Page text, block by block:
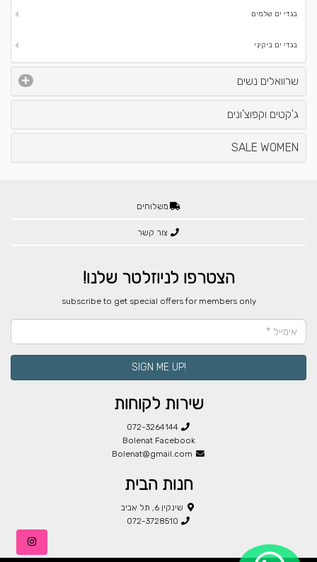
בגדי ים שלמים
בגדי ים ביקיני
שרוואלים נשים
ג'קטים וקפוצ'ונים
SALE WOMEN
משלוחים
צור קשר
הצטרפו לניוזלטר שלנו!
​subscribe to get special offers for members only
!SIGN ME UP
שירות לקוחות
072-3264144
Bolenat Facebook
Bolenat@gmail.com
חנות הבית
שינקין 6, תל אביב
072-3728510